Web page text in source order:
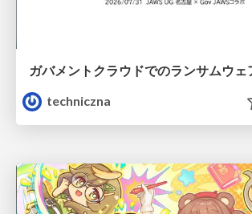
ガバメントクラウドでのランサムウェ
techniczna